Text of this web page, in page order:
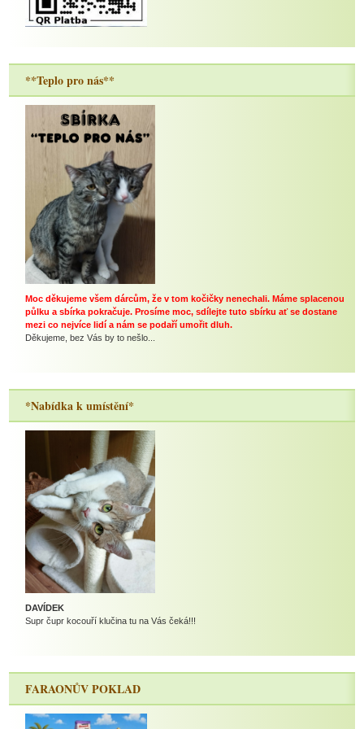
**Teplo pro nás**
Moc děkujeme všem dárcům, že v tom kočičky nenechali. Máme splacenou
půlku a sbírka pokračuje. Prosíme moc, sdílejte tuto sbírku ať se dostane
mezi co nejvíce lidí a nám se podaří umořit dluh.
Děkujeme, bez Vás by to nešlo...
*Nabídka k umístění*
DAVÍDEK
Supr čupr kocouří klučina tu na Vás čeká!!!
FARAONŮV POKLAD